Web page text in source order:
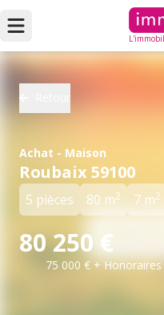
Achat - Maison
Roubaix 59100
5 pièces 80 m2 7 m2
80 250 €
75 000 € +